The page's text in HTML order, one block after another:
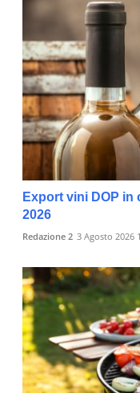
Export vini DOP
2026
Redazione 2 3 Agosto 2026